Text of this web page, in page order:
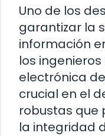
Uno de los
garantizar la
información
los
electrónica
crucial en el
robustas que
la integridad